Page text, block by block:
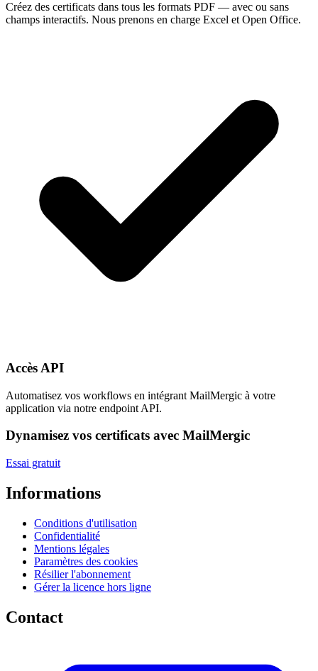
Créez des certificats dans tous les formats PDF — avec ou sans
champs interactifs. Nous prenons en charge Excel et Open Office.
Accès API
Automatisez vos workflows en intégrant MailMergic à votre
application via notre endpoint API.
Dynamisez vos certificats avec MailMergic
Essai gratuit
Informations
Conditions d'utilisation
Confidentialité
Mentions légales
Paramètres des cookies
Résilier l'abonnement
Gérer la licence hors ligne
Contact